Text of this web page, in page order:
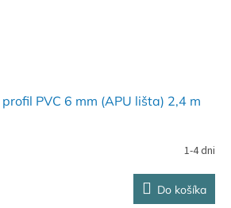
PVC 6 mm (APU lišta) 2,4 m
1-4 dni
Do košíka